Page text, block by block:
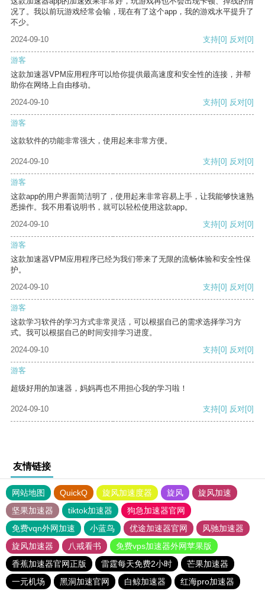
况了。我以前玩游戏经常会输，现在有了这个app，我的游戏水平提升了
不少。
2024-09-10
支持[0] 反对[0]
游客
这款加速器VPM应用程序可以给你提供最高速度和安全性的连接，并帮
助你在网络上自由移动。
2024-09-10
支持[0] 反对[0]
游客
这款软件的功能非常强大，使用起来非常方便。
2024-09-10 支持[0] 反对[0]
游客
这款app的用户界面简洁明了，使用起来非常容易上手，让我能够快速熟
悉操作。我不用看说明书，就可以轻松使用这款app。
2024-09-10
支持[0] 反对[0]
游客
这款加速器VPM应用程序已经为我们带来了无限的流畅体验和安全性保
护。
2024-09-10
支持[0] 反对[0]
游客
这款学习软件的学习方式非常灵活，可以根据自己的需求选择学习方
式。我可以根据自己的时间安排学习进度。
2024-09-10
支持[0] 反对[0]
游客
超级好用的加速器，妈妈再也不用担心我的学习啦！
2024-09-10 支持[0] 反对[0]
友情链接
网站地图 QuickQ 旋风加速度器 旋风
旋风加速
坚果加速器
tiktok加速器
狗急加速器官网
免费vqn外网加速
小蓝鸟 优途加速器官网
风驰加速器
旋风加速器
八戒看书
免费vps加速器外网苹果版
香蕉加速器官网正版
雷霆每天免费2小时
芒果加速器
一元机场
黑洞加速官网 白鲸加速器 红海pro加速器